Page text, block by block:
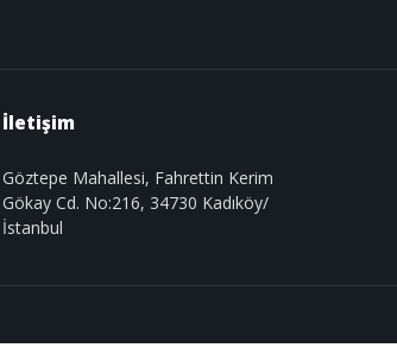
İletişim
Göztepe Mahallesi, Fahrettin Kerim
Gökay Cd. No:216, 34730 Kadıköy/
İstanbul